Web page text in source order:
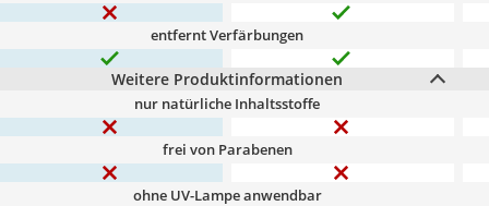
entfernt Verfärbungen
Weitere Produktinformationen
nur natürliche Inhaltsstoffe
frei von Parabenen
ohne UV-Lampe anwendbar